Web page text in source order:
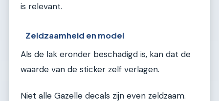
is relevant.
Zeldzaamheid en model
Als de lak eronder beschadigd is, kan dat de
waarde van de sticker zelf verlagen.
Niet alle Gazelle decals zijn even zeldzaam.